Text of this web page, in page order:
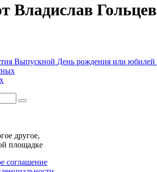
Владислав Гольцев
Выпускной День рождения или юбилей
другое,
площадке
соглашение